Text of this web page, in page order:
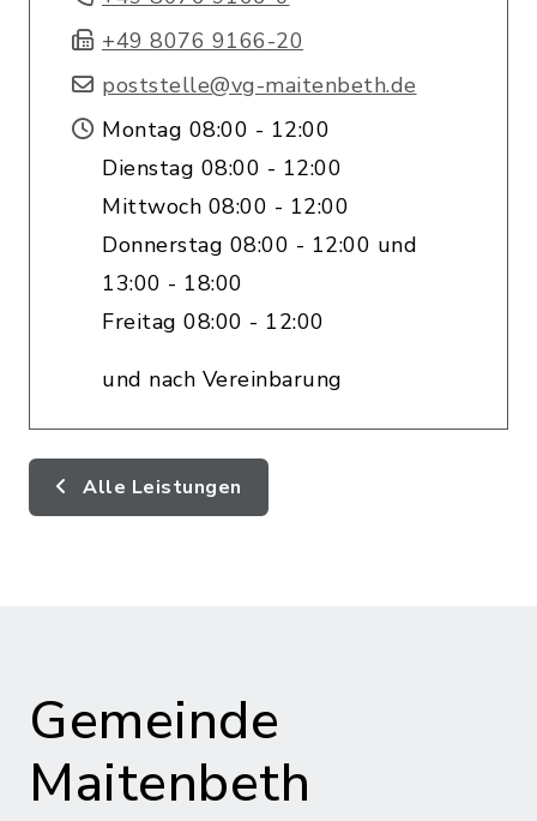
+49 8076 9166-20
poststelle@vg-maitenbeth.de
Montag 08:00 - 12:00
Dienstag 08:00 - 12:00
Mittwoch 08:00 - 12:00
Donnerstag 08:00 - 12:00 und
13:00 - 18:00
Freitag 08:00 - 12:00
und nach Vereinbarung
Alle Leistungen
Gemeinde
Maitenbeth